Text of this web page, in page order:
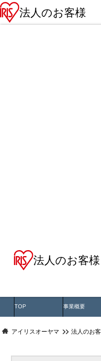
法人のお客様
法人のお客様
TOP 事業概要
アイリスオーヤマ 法人のお